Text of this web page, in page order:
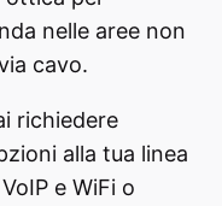
nelle aree non
cavo.
richiedere
alla tua linea
e WiFi o